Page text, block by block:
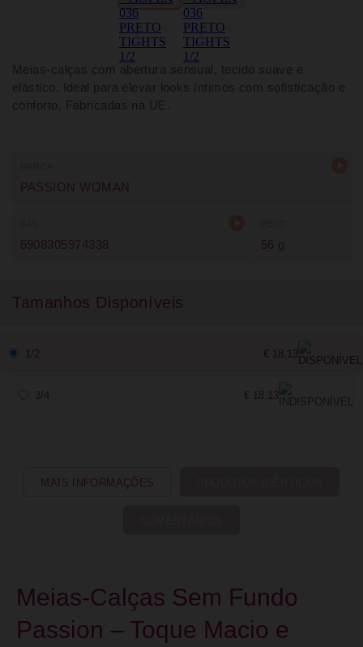
Meias-calças com abertura sensual, tecido suave e
elástico. Ideal para elevar looks íntimos com sofisticação e
conforto. Fabricadas na UE.
PASSION WOMAN
5908305974338 56 g
Tamanhos Disponíveis
1/2 € 18,13
3/4 € 18,13
MAIS INFORMAÇÕES
Meias-Calças Sem Fundo
Passion – Toque Macio e